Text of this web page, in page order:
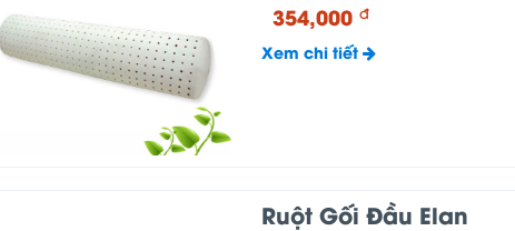
354,000 đ
Xem chi tiết
Ruột Gối Đầu Elan